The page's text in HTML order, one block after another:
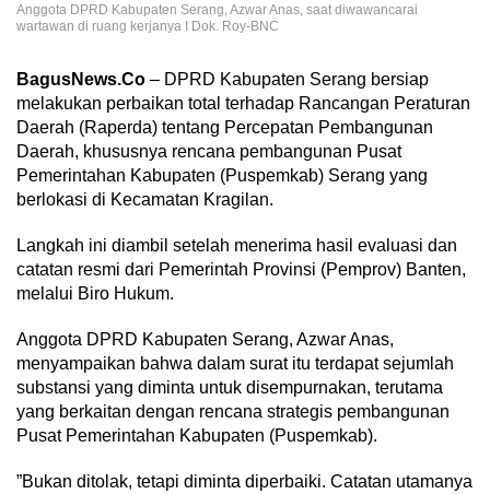
Anggota DPRD Kabupaten Serang, Azwar Anas, saat diwawancarai
wartawan di ruang kerjanya I Dok. Roy-BNC
BagusNews.Co – DPRD Kabupaten Serang bersiap
melakukan perbaikan total terhadap Rancangan Peraturan
Daerah (Raperda) tentang Percepatan Pembangunan
Daerah, khususnya rencana pembangunan Pusat
Pemerintahan Kabupaten (Puspemkab) Serang yang
berlokasi di Kecamatan Kragilan.
Langkah ini diambil setelah menerima hasil evaluasi dan
catatan resmi dari Pemerintah Provinsi (Pemprov) Banten,
melalui Biro Hukum.
‎Anggota DPRD Kabupaten Serang, Azwar Anas,
menyampaikan bahwa dalam surat itu terdapat sejumlah
substansi yang diminta untuk disempurnakan, terutama
yang berkaitan dengan rencana strategis pembangunan
Pusat Pemerintahan Kabupaten (Puspemkab).
‎”Bukan ditolak, tetapi diminta diperbaiki. Catatan utamanya